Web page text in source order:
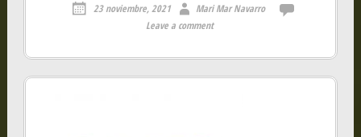
23 noviembre, 2021
Mari Mar Navarro
Leave a comment